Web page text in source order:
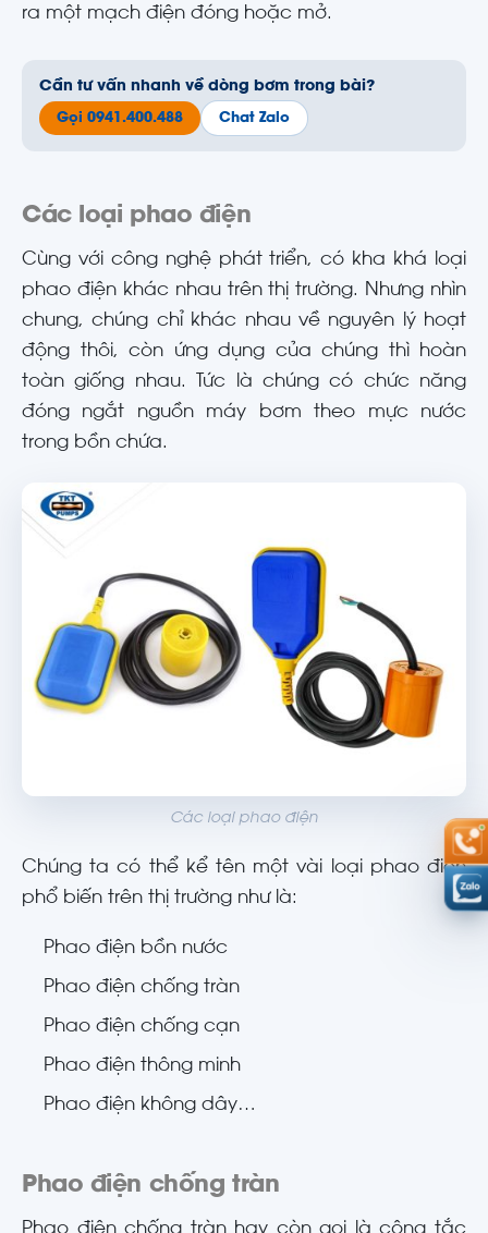
ra một mạch điện đóng hoặc mở.
Cần tư vấn nhanh về dòng bơm trong bài?
Gọi 0941.400.488 Chat Zalo
Các loại phao điện
Cùng với công nghệ phát triển, có kha khá loại
phao điện khác nhau trên thị trường. Nhưng nhìn
chung, chúng chỉ khác nhau về nguyên lý hoạt
động thôi, còn ứng dụng của chúng thì hoàn
toàn giống nhau. Tức là chúng có chức năng
đóng ngắt nguồn máy bơm theo mực nước
trong bồn chứa.
Các loại phao điện
Chúng ta có thể kể tên một vài loại phao điện
phổ biến trên thị trường như là:
Phao điện bồn nước
Phao điện chống tràn
Phao điện chống cạn
Phao điện thông minh
Phao điện không dây…
Phao điện chống tràn
Phao điện chống tràn hay còn gọi là công tắc